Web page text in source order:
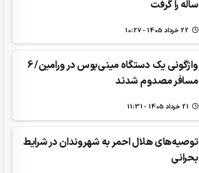
ساله را گرفت
واژگونی یک دستگاه مینی‌بوس در ورامین/ 6
مسافر مصدوم شدند
توصیه‌های هلال احمر به شهروندان در شرایط
بحرانی